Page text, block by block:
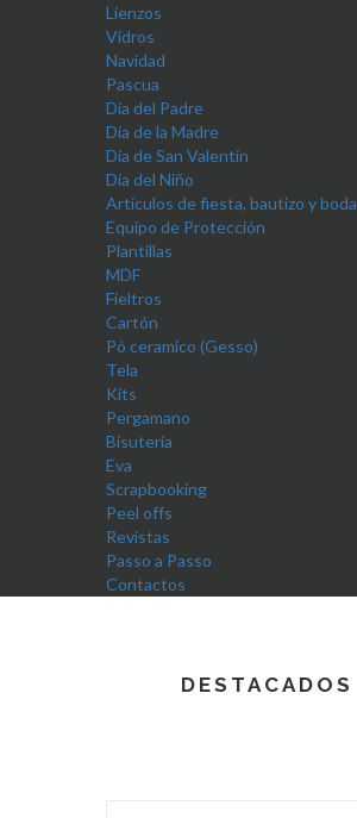
Lienzos
Vidros
Navidad
Pascua
Dia del Padre
Dia de la Madre
Día de San Valentín
Dia del Niño
Artículos de fiesta, bautizo y boda
Equipo de Protección
Plantillas
MDF
Fieltros
Cartón
Pó ceramico (Gesso)
Tela
Kits
Pergamano
Bisutería
Eva
Scrapbooking
Peel offs
Revistas
Passo a Passo
Contactos
DESTACADOS